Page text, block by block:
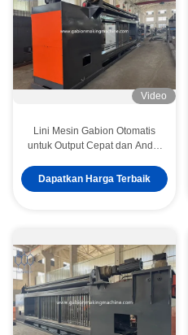
Video
Lini Mesin Gabion Otomatis
untuk Output Cepat dan Andal
Dapatkan Harga Terbaik